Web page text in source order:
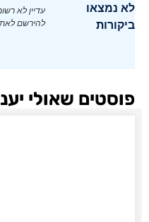
לא נמצאו
ביקורות
עדיין לא
להירשם
פוסטים שאולי